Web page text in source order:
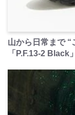
山から日常まで “
「P.F.13-2 Black